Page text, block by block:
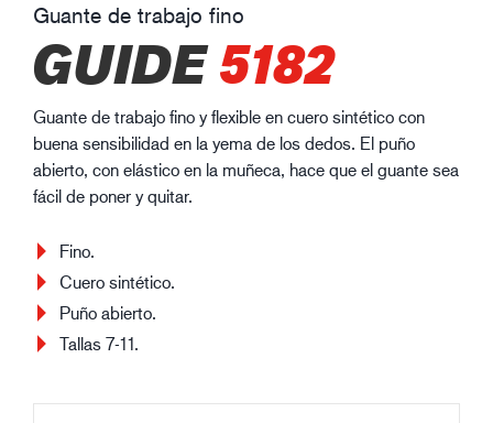
Guante de trabajo fino
GUIDE5182
Guante de trabajo fino y flexible en cuero sintético con
buena sensibilidad en la yema de los dedos. El puño
abierto, con elástico en la muñeca, hace que el guante sea
fácil de poner y quitar.
Fino.
Cuero sintético.
Puño abierto.
Tallas 7-11.